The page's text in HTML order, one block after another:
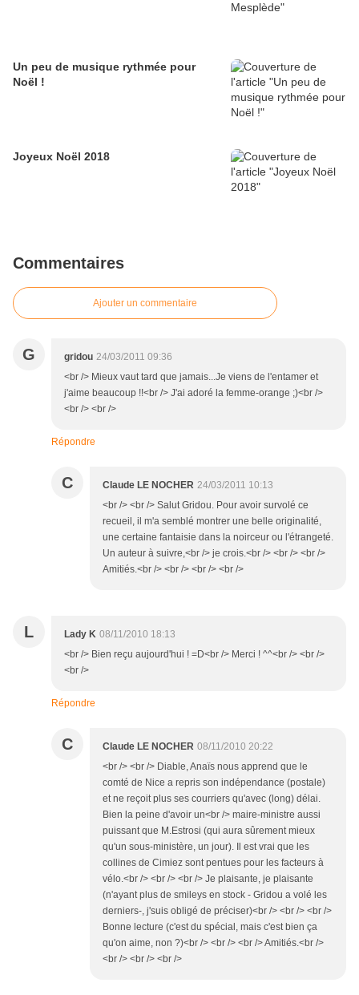
Un peu de musique rythmée pour
Noël !
Joyeux Noël 2018
Commentaires
Ajouter un commentaire
G gridou 24/03/2011 09:36
<br /> Mieux vaut tard que jamais...Je viens de l'entamer et
j'aime beaucoup !!<br /> J'ai adoré la femme-orange ;)<br />
<br /> <br />
Répondre
C Claude LE NOCHER 24/03/2011 10:13
<br /> <br /> Salut Gridou. Pour avoir survolé ce
recueil, il m'a semblé montrer une belle originalité,
une certaine fantaisie dans la noirceur ou l'étrangeté.
Un auteur à suivre,<br /> je crois.<br /> <br /> <br />
Amitiés.<br /> <br /> <br /> <br />
L Lady K 08/11/2010 18:13
<br /> Bien reçu aujourd'hui ! =D<br /> Merci ! ^^<br /> <br />
<br />
Répondre
C Claude LE NOCHER 08/11/2010 20:22
<br /> <br /> Diable, Anaïs nous apprend que le
comté de Nice a repris son indépendance (postale)
et ne reçoit plus ses courriers qu'avec (long) délai.
Bien la peine d'avoir un<br /> maire-ministre aussi
puissant que M.Estrosi (qui aura sûrement mieux
qu'un sous-ministère, un jour). Il est vrai que les
collines de Cimiez sont pentues pour les facteurs à
vélo.<br /> <br /> <br /> Je plaisante, je plaisante
(n'ayant plus de smileys en stock - Gridou a volé les
derniers-, j'suis obligé de préciser)<br /> <br /> <br />
Bonne lecture (c'est du spécial, mais c'est bien ça
qu'on aime, non ?)<br /> <br /> <br /> Amitiés.<br />
<br /> <br /> <br />